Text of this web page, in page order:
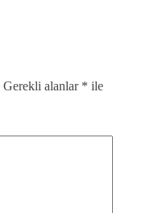
Gerekli alanlar * ile